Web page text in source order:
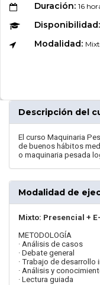
Duración: 16
Disponibilidad:
Modalidad:
Descripción del
El curso Maquinaria
de buenos hábitos
o maquinaria pesada
Modalidad de
Mixto: Presencial +
METODOLOGÍA
· Análisis de casos
· Debate general
· Trabajo de desarrollo
· Análisis y
· Lectura guiada